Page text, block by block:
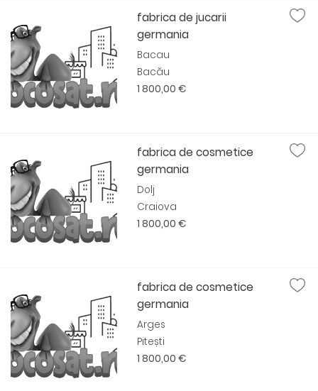
fabrica de jucarii
germania
Bacau
Bacău
1 800,00 €
fabrica de cosmetice
germania
Dolj
Craiova
1 800,00 €
fabrica de cosmetice
germania
Arges
Pitești
1 800,00 €